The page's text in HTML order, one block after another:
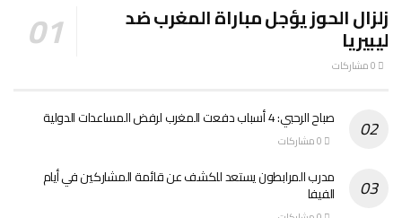
زلزال الحوز يؤجل مباراة المغرب ضد
ليبيريا
صباح الرحبي: 4 أسباب دفعت المغرب لرفض المساعدات الدولية
مدرب المرابطون يستعد للكشف عن قائمة المشاركين في أيام
الفيفا